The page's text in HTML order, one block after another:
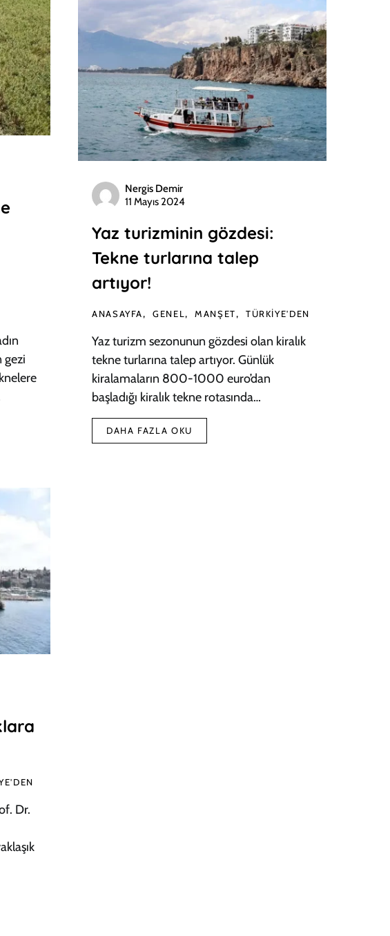
gezi
Nergis Demir
11 Mayıs 2024
Yaz turizminin gözdesi:
Tekne turlarına talep
artıyor!
ANASAYFA GENEL MANŞET TÜRKIYE'DEN
Yaz turizm sezonunun gözdesi olan kiralık
tekne turlarına talep artıyor. Günlük
kiralamaların 800-1000 euro’dan
başladığı kiralık tekne rotasında…
DAHA FAZLA OKU
Dr.